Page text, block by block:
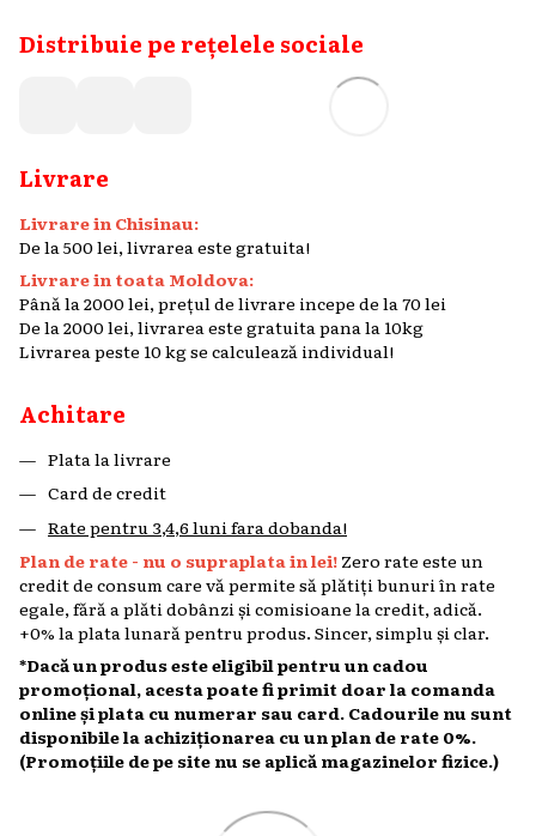
Distribuie pe rețelele sociale
Livrare
Livrare in Chisinau:
De la 500 lei, livrarea este gratuita!
Livrare in toata Moldova:
Până la 2000 lei, prețul de livrare incepe de la 70 lei
De la 2000 lei, livrarea este gratuita pana la 10kg
Livrarea peste 10 kg se calculează individual!
Achitare
Plata la livrare
Card de credit
Rate pentru 3,4,6 luni fara dobanda!
Plan de rate - nu o supraplata in lei! Zero rate este un
credit de consum care vă permite să plătiți bunuri în rate
egale, fără a plăti dobânzi și comisioane la credit, adică.
+0% la plata lunară pentru produs. Sincer, simplu și clar.
*Dacă un produs este eligibil pentru un cadou
promoțional, acesta poate fi primit doar la comanda
online și plata cu numerar sau card. Cadourile nu sunt
disponibile la achiziționarea cu un plan de rate 0%.
(Promoțiile de pe site nu se aplică magazinelor fizice.)